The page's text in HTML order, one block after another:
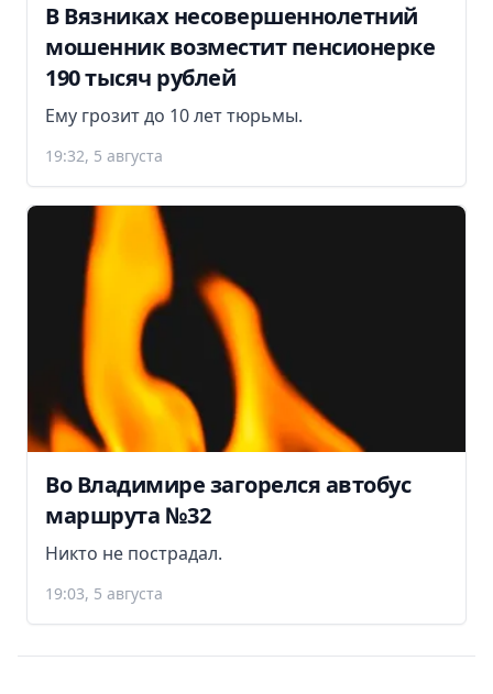
В Вязниках несовершеннолетний
мошенник возместит пенсионерке
190 тысяч рублей
Ему грозит до 10 лет тюрьмы.
19:32, 5 августа
Во Владимире загорелся автобус
маршрута №32
Никто не пострадал.
19:03, 5 августа